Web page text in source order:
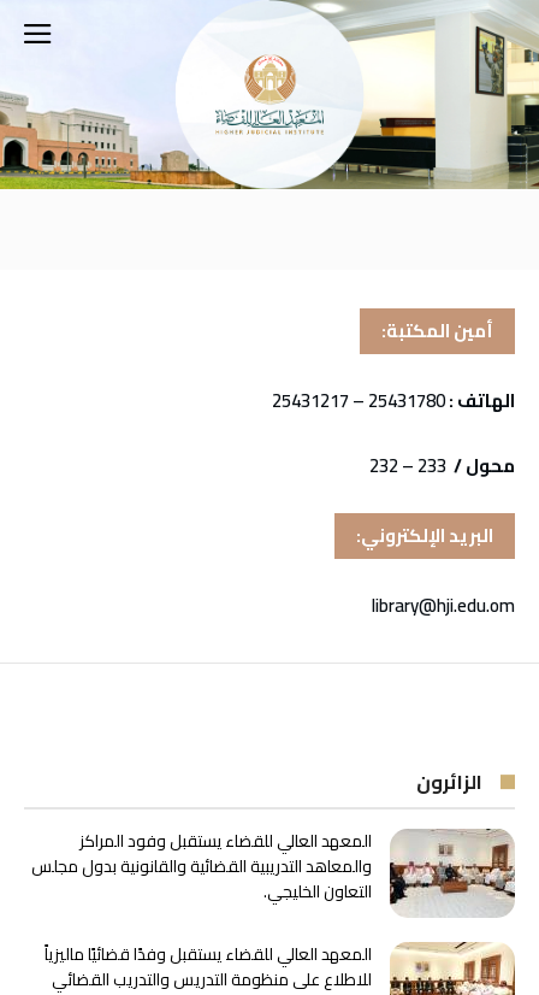
أمين المكتبة:
الهاتف :25431780 – 25431217
محول / 233 – 232
البريد الإلكتروني:
library@hji.edu.om
الزائرون
المعهد العالي للقضاء يستقبل وفود المراكز
والمعاهد التدريبية القضائية والقانونية بدول مجلس
التعاون الخليجي.
المعهد العالي للقضاء يستقبل وفدًا قضائيًا ماليزياً
للاطلاع على منظومة التدريس والتدريب القضائي